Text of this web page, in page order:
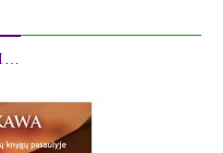
paaukoti visos
milijonus sekėjų
gyvenimo ritmo